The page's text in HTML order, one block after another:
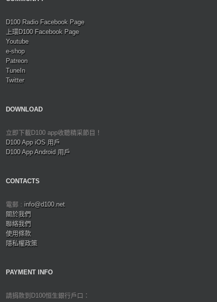
D100 Radio Facebook Page
上環D100 Facebook Page
Youtube
e-shop
Patreon
TuneIn
Twitter
DOWNLOAD
立即下載D100 app收聽精采節目！
D100 App iOS 用戶
D100 App Android 用戶
CONTACTS
電郵 : info@d100.net
關於我們
聯絡我們
使用條款
隱私權政策
PAYMENT INFO
請捐款到D100恒生銀行戶口：